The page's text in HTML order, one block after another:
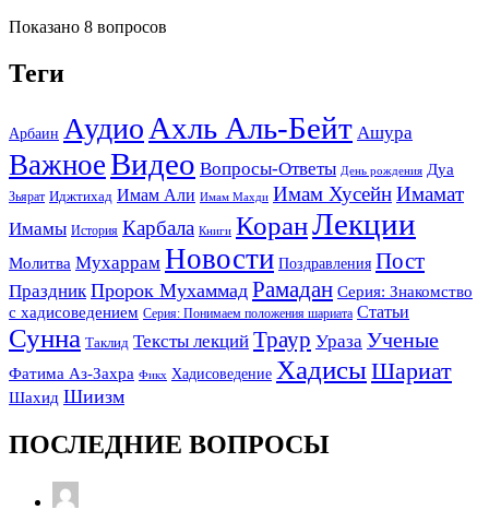
Показано 8 вопросов
Теги
Арбаин Аудио Ахль Аль-Бейт Ашура
ВажноеВидео Вопросы-Ответы День рождения Дуа
Зьярат Иджтихад Имам Али Имам Махди Имам ХусейнИмамат
Имамы История Карбала Книги КоранЛекции
Молитва Мухаррам Новости Поздравления Пост
Праздник Пророк Мухаммад Рамадан Серия: Знакомство
с хадисоведением Серия: Понимаем положения шариата Статьи
Сунна Таклид Тексты лекций Траур Ураза Ученые
Фатима Аз-Захра Фикх Хадисоведение ХадисыШариат
Шахид Шиизм
ПОСЛЕДНИЕ ВОПРОСЫ